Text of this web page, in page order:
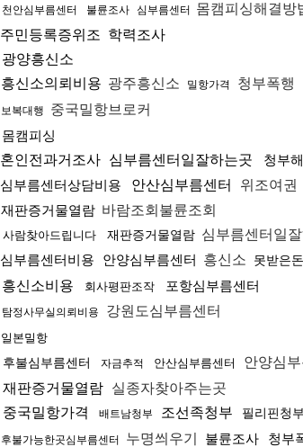
천안심부름센터 불륜조사 심부름센터
몸캠피싱해결방
주민등록증위조 학력조사
광양흥신소
흥신소의뢰비용 광주흥신소 밀항가격 청부폭행
보복대행
중국밀항브로커
몸캠피싱
혼인전과거조사 심부름센터일잘하는곳 청부
심부름센터상담비용
안산심부름센터 위조여권
재판증거물열람 바람조회불륜조회
사람찾아드립니다 재판증거물열람 심부름센터일
심부름센터비용
안양심부름센터 흥신소 못받은
흥신소비용 회사평판조작 포항심부름센터
탐정사무실의뢰비용 강원도심부름센터
일본밀항
후불심부름센터 자금추적 안산심부름센터 안양심
재판증거물열람 실종자찾아주는곳
중국밀항가격
배트남청부 조선족청부 필리핀청부
후불가능한곳심부름센터 누명씌우기 불륜조사 청부